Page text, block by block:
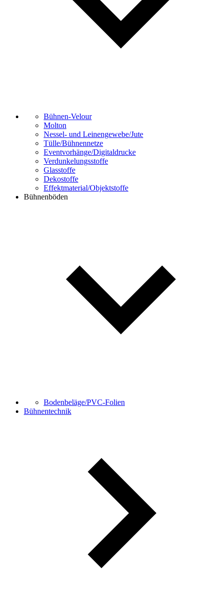
Bühnen-Velour
Molton
Nessel- und Leinengewebe/Jute
Tülle/Bühnennetze
Eventvorhänge/Digitaldrucke
Verdunkelungsstoffe
Glasstoffe
Dekostoffe
Effektmaterial/Objektstoffe
Bühnenböden
Bodenbeläge/PVC-Folien
Bühnentechnik